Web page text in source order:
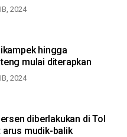
2024
hingga
mulai diterapkan
2024
diberlakukan di Tol
mudik-balik